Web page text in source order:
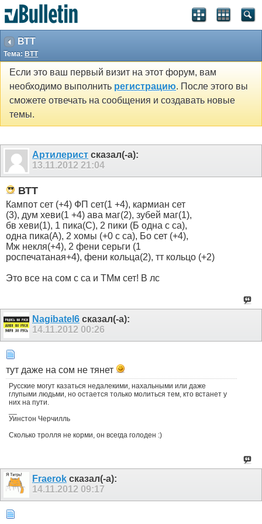
ВТТ
Тема: ВТТ
Если это ваш первый визит на этот форум, вам
необходимо выполнить регистрацию. После этого вы
сможете отвечать на сообщения и создавать новые
темы.
Артилерист сказал(-а):
13.11.2012 21:04
ВТТ
Кампот сет (+4) ФП сет(1 +4), кармиан сет
(3), дум хеви(1 +4) ава маг(2), зубей маг(1),
бв хеви(1), 1 пика(С), 2 пики (Б одна с са),
одна пика(А), 2 хомы (+0 с са), Бо сет (+4),
Мж некля(+4), 2 фени серьги (1
роспечатаная+4), фени кольца(2), тт кольцо (+2)
Это все на сом с са и ТМм сет! В лс
Nagibatel6 сказал(-а):
14.11.2012 00:26
тут даже на сом не тянет
Русские могут казаться недалекими, нахальными или даже
глупыми людьми, но остается только молиться тем, кто встанет у
них на пути.
Уинстон Черчилль
Сколько тролля не корми, он всегда голоден :)
Fraerok сказал(-а):
14.11.2012 09:17